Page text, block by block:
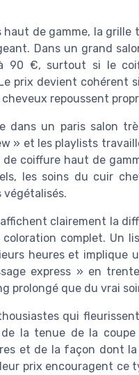
de gamme, la
Dans un grand
90 €, surtout si le
prix devient cohérent
repoussent
dans un paris salon
» et les playlists
coiffure haut de
les soins du cuir
végétalisés.
clairement la
complet. Un
heures et implique
express » en
prolongé que du vrai
qui
la tenue de la coupe
et de la façon dont
prix encouragent ce